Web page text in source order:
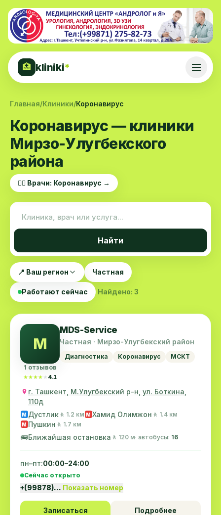
🏥 kliniki*
Главная/Клиники/Коронавирус
Коронавирус — клиники
Мирзо-Улугбекского
района
👨‍⚕️ Врачи: Коронавирус →
Найти
📍 Ваш регион Частная
Работают сейчас Найдено: 3
M
1 отзывов
★★★★★
★★★★★ 4.1
MDS-Service
Частная · Мирзо-Улугбекский район
Диагностика Коронавирус МСКТ
г. Ташкент, М.Улугбекский р-н, ул. Боткина,
110д
M Дустлик 🚶 1.2 км M Хамид Олимжон 🚶 1.4 км
M Пушкин 🚶 1.7 км
🚌Ближайшая остановка 🚶 120 м· автобусы: 16
пн–пт:00:00–24:00
Сейчас открыто
+(99878)… Показать номер
Записаться Подробнее